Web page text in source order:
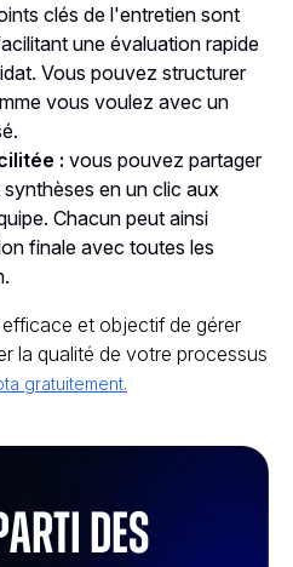
clés de l'entretien sont
une évaluation rapide
Vous pouvez structurer
vous voulez avec un
: vous pouvez partager
en un clic aux
Chacun peut ainsi
finale avec toutes les
et objectif de gérer
la qualité de votre processus
gratuitement.
des